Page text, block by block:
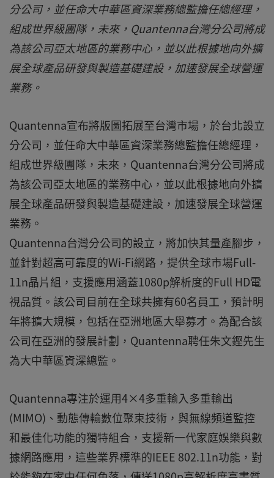
分公司，並任命大中華區資深業務總監擔任總經理，
組成世界級團隊，未來，Quantenna台灣分公司將成
為該公司亞太地區的業務中心，並以此根據地向外擴
展全球產品研發與製造基礎建設，加速發展全球營運
業務。
Quantenna宣布將版圖拓展至台灣市場，於台北設立
分公司，並任命大中華區資深業務總監擔任總經理，
組成世界級團隊，未來，Quantenna台灣分公司將成
為該公司亞太地區的業務中心，並以此根據地向外擴
展全球產品研發與製造基礎建設，加速發展全球營運
業務。
Quantenna台灣分公司的設立，將加快其量產腳步，
並針對超高可靠度的Wi-Fi網路，提供全球市場Full-
11n晶片組，支援應用涵蓋1080p解析度的Full HD電
視品質。該公司目前在全球共擁有60名員工，預計明
年將擴大規模，包括在亞洲地區大舉募才。為配合該
公司在亞洲的發展計劃，Quantenna聘任朱文鏗先生
為大中華區資深總監。
Quantenna專注於運用4×4多重輸入多重輸出
(MIMO)、動態傳輸數位聚束技術，與無線頻道監控
和最佳化功能的獨特組合，支援新一代家庭娛樂與數
據網路應用，這些業界標準的IEEE 802.11n功能，對